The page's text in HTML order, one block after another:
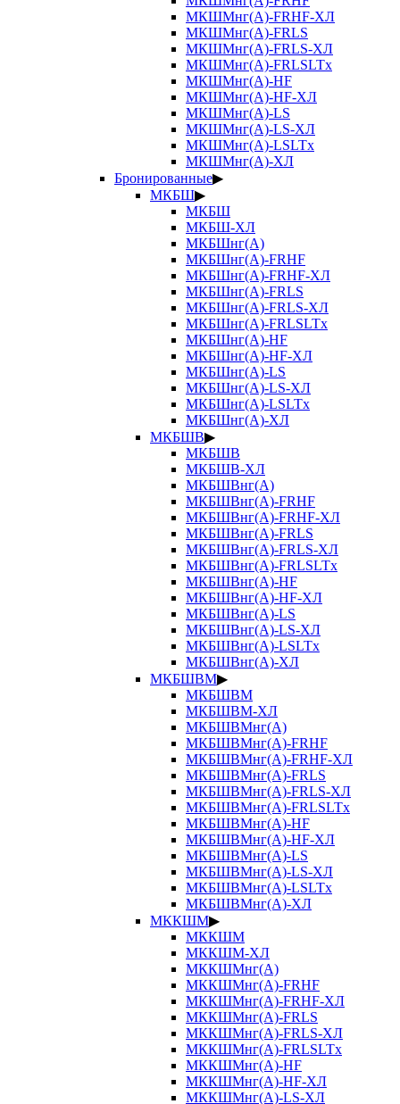
МКШМнг(А)-FRHF-ХЛ
МКШМнг(А)-FRLS
МКШМнг(А)-FRLS-ХЛ
МКШМнг(А)-FRLSLTx
МКШМнг(А)-HF
МКШМнг(А)-HF-ХЛ
МКШМнг(А)-LS
МКШМнг(А)-LS-ХЛ
МКШМнг(А)-LSLTx
МКШМнг(А)-ХЛ
Бронированные▶
МКБШ▶
МКБШ
МКБШ-ХЛ
МКБШнг(А)
МКБШнг(А)-FRHF
МКБШнг(А)-FRHF-ХЛ
МКБШнг(А)-FRLS
МКБШнг(А)-FRLS-ХЛ
МКБШнг(А)-FRLSLTx
МКБШнг(А)-HF
МКБШнг(А)-HF-ХЛ
МКБШнг(А)-LS
МКБШнг(А)-LS-ХЛ
МКБШнг(А)-LSLTx
МКБШнг(А)-ХЛ
МКБШВ▶
МКБШВ
МКБШВ-ХЛ
МКБШВнг(А)
МКБШВнг(А)-FRHF
МКБШВнг(А)-FRHF-ХЛ
МКБШВнг(А)-FRLS
МКБШВнг(А)-FRLS-ХЛ
МКБШВнг(А)-FRLSLTx
МКБШВнг(А)-HF
МКБШВнг(А)-HF-ХЛ
МКБШВнг(А)-LS
МКБШВнг(А)-LS-ХЛ
МКБШВнг(А)-LSLTx
МКБШВнг(А)-ХЛ
МКБШВМ▶
МКБШВМ
МКБШВМ-ХЛ
МКБШВМнг(А)
МКБШВМнг(А)-FRHF
МКБШВМнг(А)-FRHF-ХЛ
МКБШВМнг(А)-FRLS
МКБШВМнг(А)-FRLS-ХЛ
МКБШВМнг(А)-FRLSLTx
МКБШВМнг(А)-HF
МКБШВМнг(А)-HF-ХЛ
МКБШВМнг(А)-LS
МКБШВМнг(А)-LS-ХЛ
МКБШВМнг(А)-LSLTx
МКБШВМнг(А)-ХЛ
МККШМ▶
МККШМ
МККШМ-ХЛ
МККШМнг(А)
МККШМнг(А)-FRHF
МККШМнг(А)-FRHF-ХЛ
МККШМнг(А)-FRLS
МККШМнг(А)-FRLS-ХЛ
МККШМнг(А)-FRLSLTx
МККШМнг(А)-HF
МККШМнг(А)-HF-ХЛ
МККШМнг(А)-LS-ХЛ